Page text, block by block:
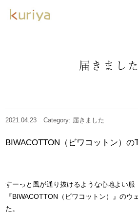
届きました
2021.04.23 Category: 届きました
BIWACOTTON（ビワコットン）の
すーっと風が通り抜けるような心地よい服
『BIWACOTTON（ビワコットン）』のウ
た。